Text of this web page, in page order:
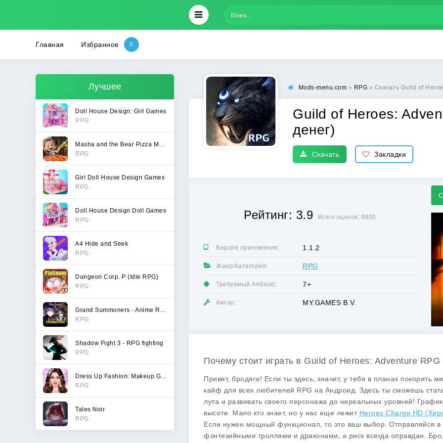
Главная Избранное
Лучшее
Doll House Design: Girl Games
RPG
RPG
Girl Doll House Design Games
RPG
Doll House Design Doll Games
RPG
A4 Hide and Seek
RPG
Dungeon Corp. P (Idle RPG)
RPG
RPG
Shadow Fight 3 - RPG fighting
RPG
RPG
Tales Noir
RPG
Mods-menu.com » RPG » Скачать Guild of
Guild of Heroes:
денег)
Скачать Закладки
Рейтинг: 3.9 Всего оценок: 6900
Версия приложения: 1.1.2
Жанр/Категория: RPG
Требуемый Android: 7+
Автор: MY.GAMES B.V.
Почему стоит играть в Guild of Heroes: Adventure RPG
Привет, бродяга! Если ты здесь, значит, у тебя в планах покорить
кайф для всех любителей RPG на Андроид. Здесь ты сможешь
лута и развивать своего персонажа до нереальных уровней!
высоте. Мало кто знает, но у нас еще лежит Heroes Charge HD
Если нужен мощный функционал, то это ваш выбор. Отправляйся в
фэнтезийными троллями и драконами, а риск всегда оправдан.